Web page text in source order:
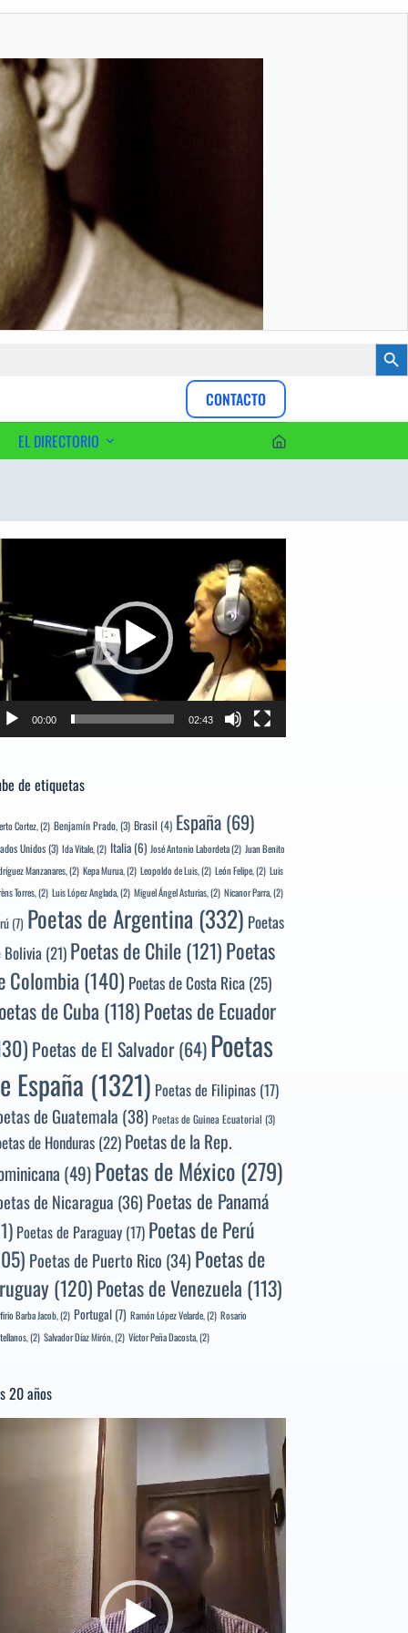
CONTACTO
EL DIRECTORIO
00:00 02:43
de etiquetas
Cortez,(2) Benjamín Prado,(3) Brasil (4) España (69)
Unidos(3) Ida Vitale,(2) Italia (6) José Antonio Labordeta(2) Juan Benito
Manzanares,(2) Kepa Murua,(2) Leopoldo de Luis,(2) León Felipe,(2) Luis
Torres,(2) Luis López Anglada,(2) Miguel Ángel Asturias,(2) Nicanor Parra,(2)
(7) Poetas de Argentina(332) Poetas
Bolivia(21) Poetas de Chile(121)Poetas
Colombia(140) Poetas de Costa Rica(25)
de Cuba (118)Poetas de Ecuador
Poetas de El Salvador(64)Poetas
España (1321) Poetas de Filipinas (17)
de Guatemala (38) Poetas de Guinea Ecuatorial (3)
de Honduras(22) Poetas de la Rep.
(49)Poetas de México(279)
de Nicaragua (36) Poetas de Panamá
Poetas de Paraguay (17) Poetas de Perú
Poetas de Puerto Rico (34) Poetas de
(120)Poetas de Venezuela (113)
Barba Jacob,(2) Portugal (7) Ramón López Velarde,(2) Rosario
(2) Salvador Díaz Mirón,(2) Víctor Peña Dacosta,(2)
20 años